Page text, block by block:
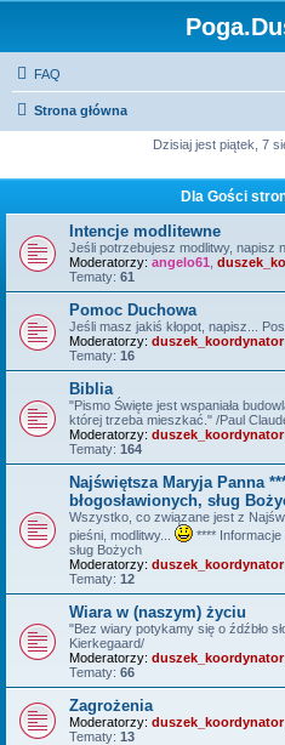
FAQ
Strona główna
Dzisiaj jest piątek, 7
Dla Gości
Intencje modlitewne
Jeśli potrzebujesz modlitwy, napisz
Moderatorzy: angelo61
Tematy: 61
Pomoc Duchowa
Jeśli masz jakiś kłopot, napisz...
Moderatorzy: duszek_koordynator,
Tematy: 16
Biblia
"Pismo Święte jest wspaniała
której trzeba mieszkać." /Paul
Moderatorzy: duszek_koordynator,
Tematy: 164
Najświętsza Maryja Panna
błogosławionych, sług
Wszystko, co związane jest z
pieśni, modlitwy...
**** Informacje
sług Bożych
Moderatorzy: duszek_koordynator,
Tematy: 12
Wiara w (naszym) życiu
"Bez wiary potykamy się o źdźbło
Kierkegaard/
Moderatorzy: duszek_koordynator,
Tematy: 66
Zagrożenia
Moderatorzy: duszek_koordynator,
Tematy: 13